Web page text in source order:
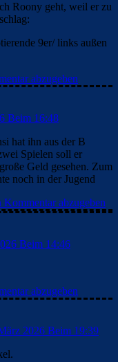
Roony geht, weil er zu
9er/ links außen
abzugeben
Beim 16:48
hat ihn aus der B
Spielen soll er
Geld gesehen. Zum
noch in der Jugend
abzugeben
Beim 14:46
abzugeben
2026 Beim 19:39